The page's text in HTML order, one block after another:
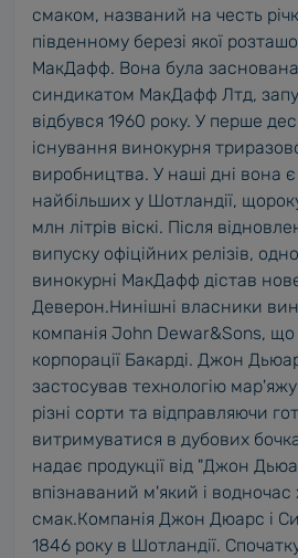
смаком, названий на честь
південному березі якої
МакДафф. Вона була
синдикатом МакДафф Лтд,
відбувся 1960 року. У перше
існування винокурня
виробництва. У наші дні вона
найбільших у Шотландії,
млн літрів віскі. Після
випуску офіційних релізів,
винокурні МакДафф дістав
Деверон.Нинішні власники
компанія John Dewar&Sons,
корпорації Бакарді. Джон
застосував технологію мар'яжу
різні сорти та відправляючи
витримуватися в дубових
надає продукції від "Джон
впізнаваний м'який і
смак.Компанія Джон Дюарс і
1846 року в Шотландії.